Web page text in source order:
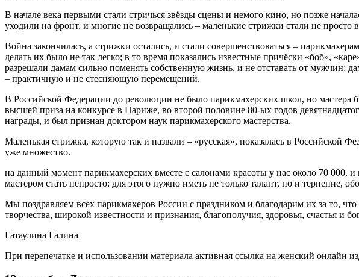
В начале века первыми стали стричься звёзды сцены и немого кино, но позже
уходили на фронт, и многие не возвращались – маленькие стрижки стали не
Война закончилась, а стрижки остались, и стали совершенствоваться –
делать их было не так легко; в то время показались известные причёски «боб»,
разрешали дамам сильно поменять собственную жизнь, и не отставать от мужчин:
– практичную и не стесняющую перемещений.
В Российской Федерации до революции не было парикмахерских школ, но
высшей приза на конкурсе в Париже, во второй половине 80-ых годов
награды, и был признан доктором наук парикмахерского мастерства.
Маленькая стрижка, которую так и назвали – «русская», показалась в Российской
уже множество.
на данный момент парикмахерских вместе с салонами красоты у нас около 70 000,
мастером стать непросто: для этого нужно иметь не только талант, но и терпение,
Мы поздравляем всех парикмахеров России с праздником и благодарим их за то,
творчества, широкой известности и признания, благополучия, здоровья, счастья и
Гатаулина Галина
При перепечатке и использовании материала активная ссылка на женский онлайн